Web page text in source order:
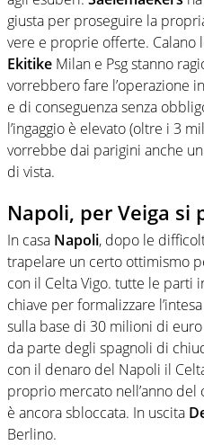
giusta per proseguire la
vere e proprie offerte. Calano
Ekitike Milan e Psg stanno
vorrebbero fare l’operazione
e di conseguenza senza
l’ingaggio è elevato (oltre i 3
vorrebbe dai parigini anche
di vista.
Napoli, per Veiga si
In casa Napoli, dopo le
trapelare un certo ottimismo
con il Celta Vigo. tutte le parti
chiave per formalizzare
sulla base di 30 milioni di
da parte degli spagnoli di
con il denaro del Napoli il
proprio mercato nell’anno del
è ancora sbloccata. In uscita
Berlino.